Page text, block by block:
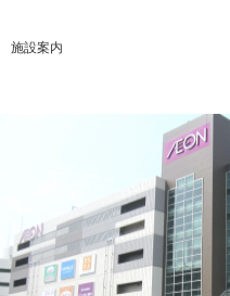
施設案内